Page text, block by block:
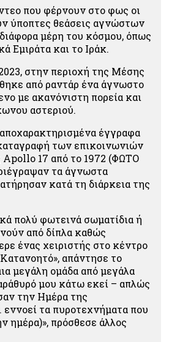
που φέρνουν στο φως οι
ύποπτες θεάσεις αγνώστων
μέρη του κόσμου, όπως
Εμιράτα και το Ιράκ.
στην περιοχή της Μέσης
από ραντάρ ένα άγνωστο
με ακανόνιστη πορεία και
αστεριού.
έγγραφα
των επικοινωνιών
Apollo 17 από το 1972 (ΦΩΤΟ
τα άγνωστα
κατά τη διάρκεια της
πολύ φωτεινά σωματίδια ή
από δίπλα καθώς
ένας χειριστής στο κέντρο
απάντησε το
μεγάλη ομάδα από μεγάλα
μου κάτω εκεί – απλώς
την Ημέρα της
εννοεί τα πυροτεχνήματα που
ημέρα)», πρόσθεσε άλλος